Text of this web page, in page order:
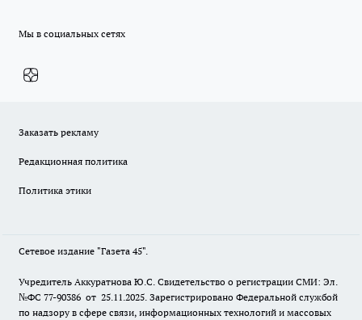
Мы в социальных сетях
Заказать рекламу
Редакционная политика
Политика этики
Сетевое издание "Газета 45".
Учредитель Аккуратнова Ю.С. Свидетельство о регистрации СМИ: Эл.
№ФС 77-90386 от 25.11.2025. Зарегистрировано Федеральной службой
по надзору в сфере связи, информационных технологий и массовых